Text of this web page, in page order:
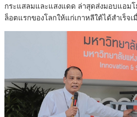
กระแสลมและแสงแดด ล่าสุดส่งมอบแอมโ
ล็อตแรกของโลกให้แก่เกาหลีใต้ได้สำเร็จ